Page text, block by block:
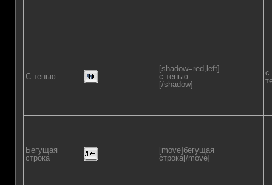
C тенью
[shadow=red,left]
с тенью
[/shadow]
с
Бегущая
строка
[move]бегущая
строка[/move]